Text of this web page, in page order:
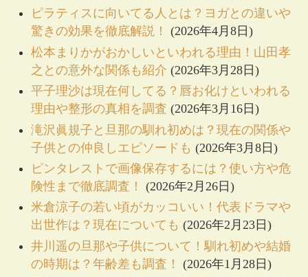
ピラティスに向いてる人とは？ヨガとの違いや
驚きの効果を徹底解説！
(2026年4月8日)
松本まりかがおかしいといわれる理由！山田孝
之との意外な関係も紹介 (2026年3月28日)
平子理沙は現在何してる？唇お化けといわれる
理由や整形の真相を調査 (2026年3月16日)
滝沢眞規子と旦那の馴れ初めは？現在の関係や
子供との仲良しエピソードも (2026年3月8日)
ピンタレストで画像保存するには？使い方や危
険性まで徹底調査！
(2026年2月26日)
米倉涼子の若い頃がカッコいい！代表ドラマや
出世作は？現在についても (2026年2月23日)
井川遥の旦那や子供について！馴れ初めや結婚
の時期は？年齢差も調査！
(2026年1月28日)